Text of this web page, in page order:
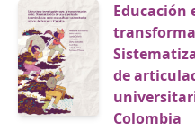
Educación
de
Colombia